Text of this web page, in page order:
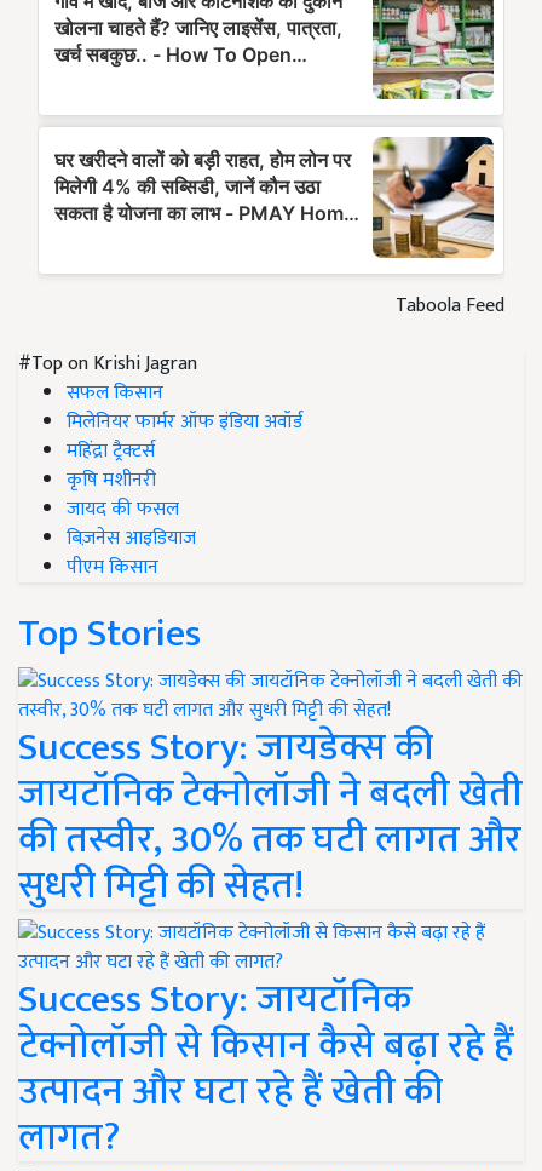
Taboola Feed
#Top on Krishi Jagran
सफल किसान
मिलेनियर फार्मर ऑफ इंडिया अवॉर्ड
महिंद्रा ट्रैक्टर्स
कृषि मशीनरी
जायद की फसल
बिज़नेस आइडियाज
पीएम किसान
Top Stories
Success Story: जायडेक्स की
जायटॉनिक टेक्नोलॉजी ने बदली खेती
की तस्वीर, 30% तक घटी लागत और
सुधरी मिट्टी की सेहत!
Success Story: जायटॉनिक
टेक्नोलॉजी से किसान कैसे बढ़ा रहे हैं
उत्पादन और घटा रहे हैं खेती की
लागत?